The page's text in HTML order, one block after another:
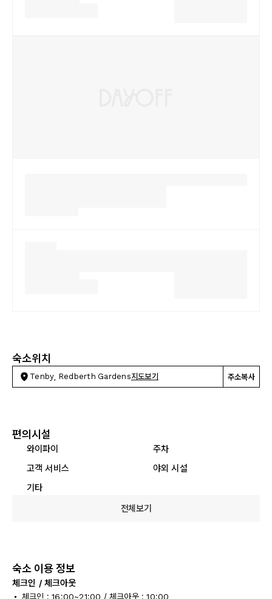
숙소위치
Tenby, Redberth Gardens지도보기 주소복사
편의시설
와이파이
주차
고객 서비스
야외 시설
기타
전체보기
숙소 이용 정보
체크인 / 체크아웃
체크인 : 16:00~21:00 / 체크아웃 : 10:00